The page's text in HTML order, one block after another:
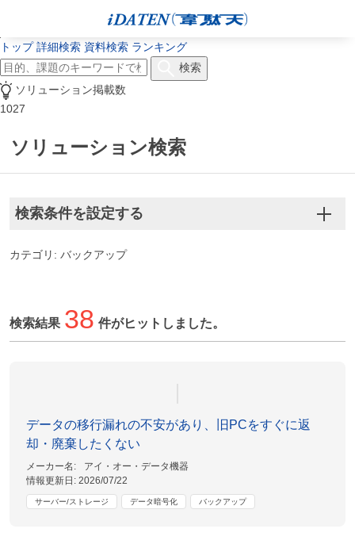
トップ 詳細検索 資料検索 ランキング
検索
ソリューション掲載数
1027
ソリューション検索
検索条件を設定する
カテゴリ: バックアップ
検索結果 38 件がヒットしました。
データの移行漏れの不安があり、旧PCをすぐに返
却・廃棄したくない
メーカー名:
アイ・オー・データ機器
情報更新日:2026/07/22
サーバー/ストレージ データ暗号化 バックアップ